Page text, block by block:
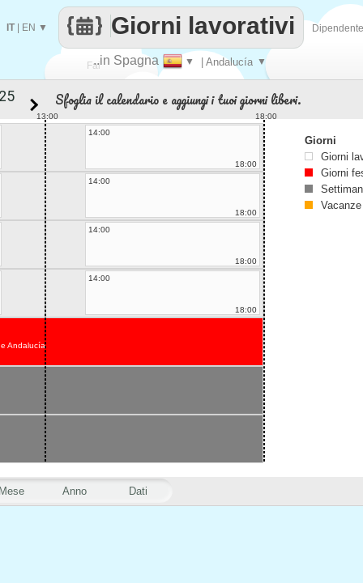
Fai..in Spagna ▼ | Andalucía ▼
Giorni lavorativi
IT| EN ▼
Anno Dati
Sfoglia il calendario e aggiungi i tuoi giorni liberi.
13:00
18:00
14:00
18:00
14:00
18:00
14:00
18:00
14:00
18:00
Andalucía
Giorni
Giorni
Giorni
Vacanze